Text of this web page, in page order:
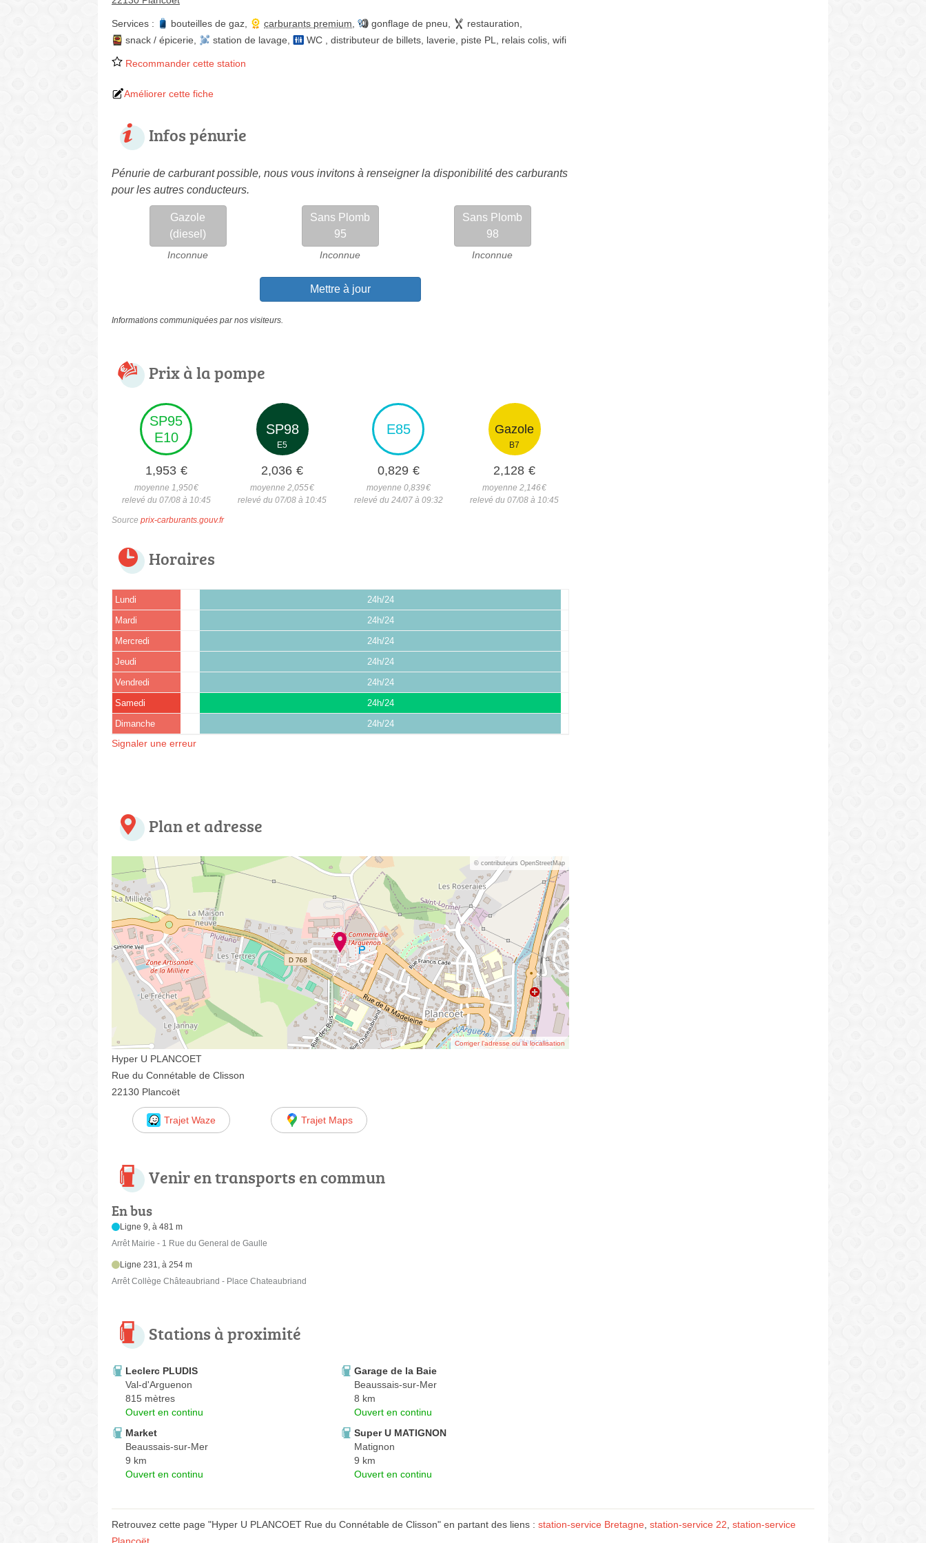
Services : bouteilles de gaz carburants premium gonflage de pneu restauration
snack / épicerie
station de lavage WC distributeur de billets laverie piste PL relais colis wifi
Recommander cette station
Améliorer cette fiche
Infos pénurie
Pénurie de carburant possible, nous vous invitons à renseigner la disponibilité des carburants
pour les autres conducteurs.
Gazole
(diesel)
Inconnue
Sans Plomb
95
Inconnue
Sans Plomb
98
Inconnue
Mettre à jour
Informations communiquées par nos visiteurs.
Prix à la pompe
SP95
E10
1,953 €
moyenne 1,950€
relevé du 07/08 à 10:45
SP98
E5
2,036 €
moyenne 2,055€
relevé du 07/08 à 10:45
E85
0,829 €
moyenne 0,839€
relevé du 24/07 à 09:32
Gazole
B7
2,128 €
moyenne 2,146€
relevé du 07/08 à 10:45
Source prix-carburants.gouv.fr
Horaires
Lundi 24h/24
Mardi 24h/24
Mercredi 24h/24
Jeudi 24h/24
Vendredi 24h/24
Samedi 24h/24
Dimanche 24h/24
Signaler une erreur
Plan et adresse
© contributeurs OpenStreetMap
Corriger l’adresse ou la localisation
Hyper U PLANCOET
Rue du Connétable de Clisson
22130 Plancoët
Trajet Waze Trajet Maps
Venir en transports en commun
En bus
Ligne 9, à 481 m
Arrêt Mairie - 1 Rue du General de Gaulle
Ligne 231, à 254 m
Arrêt Collège Châteaubriand - Place Chateaubriand
Stations à proximité
Leclerc PLUDIS
Val-d'Arguenon
815 mètres
Ouvert en continu
Garage de la Baie
Beaussais-sur-Mer
8 km
Ouvert en continu
Market
Beaussais-sur-Mer
9 km
Ouvert en continu
Super U MATIGNON
Matignon
9 km
Ouvert en continu
Retrouvez cette page "Hyper U PLANCOET Rue du Connétable de Clisson" en partant des liens : station-service Bretagne, station-service 22, station-service